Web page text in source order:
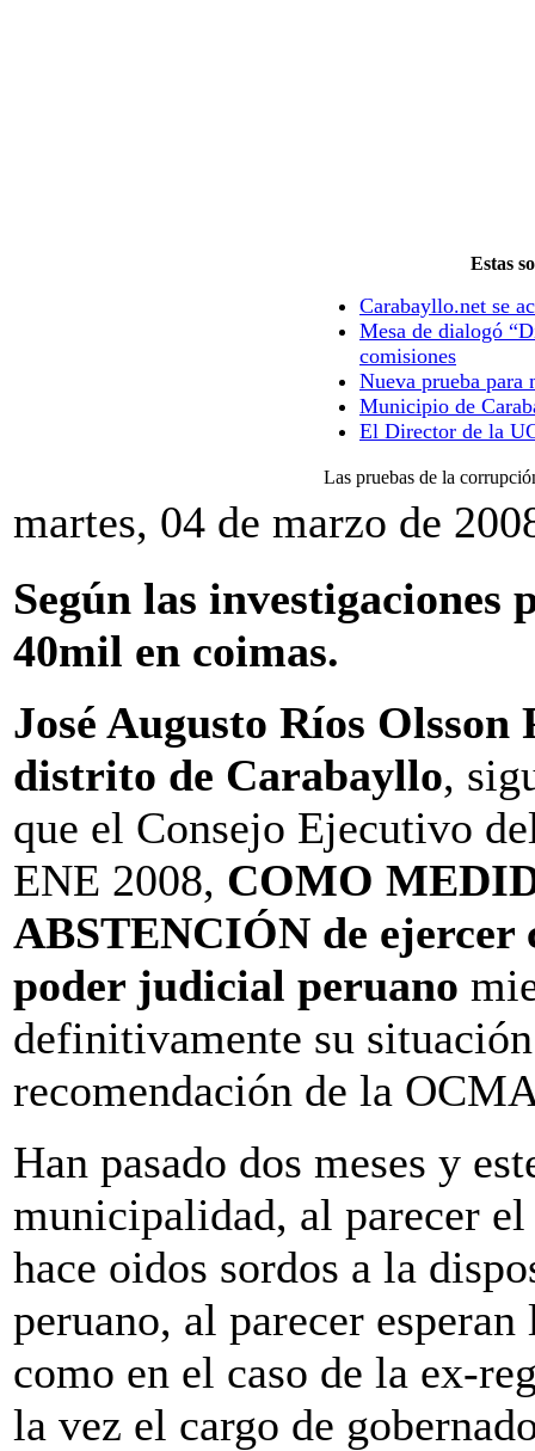
Estas
Carabayllo.net se
Mesa de dialogó
comisiones
Nueva prueba para
Municipio de
El Director de la
Las pruebas de la
martes, 04 de marzo de
Según las
40mil en coimas.
José Augusto Ríos Olsson
distrito de Carabayllo,
que el Consejo Ejecutivo
ENE 2008, COMO
ABSTENCIÓN de ejercer
poder judicial peruano
definitivamente su
recomendación de la
Han pasado dos meses y
municipalidad, al parecer
hace oidos sordos a la
peruano, al parecer
como en el caso de la ex-
la vez el cargo de